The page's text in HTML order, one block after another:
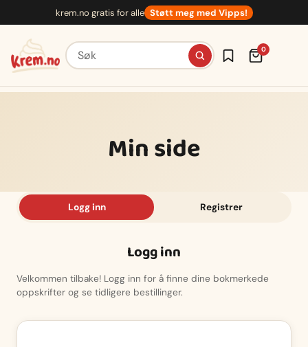
innhold
krem.no gratis for alle Støtt meg med Vipps!
Søk etter oppskrifter 0
Min side
Logg inn Registrer
Logg inn
Velkommen tilbake! Logg inn for å finne dine bokmerkede
oppskrifter og se tidligere bestillinger.